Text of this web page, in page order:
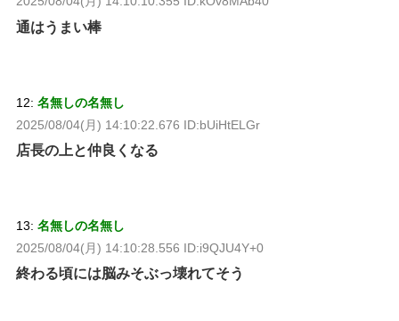
通はうまい棒
12: 名無しの名無し
2025/08/04(月) 14:10:22.676 ID:bUiHtELGr
店長の上と仲良くなる
13: 名無しの名無し
2025/08/04(月) 14:10:28.556 ID:i9QJU4Y+0
終わる頃には脳みそぶっ壊れてそう